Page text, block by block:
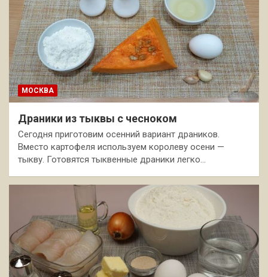
МОСКВА
Драники из тыквы с чесноком
Сегодня приготовим осенний вариант драников.
Вместо картофеля используем королеву осени —
тыкву. Готовятся тыквенные драники легко…